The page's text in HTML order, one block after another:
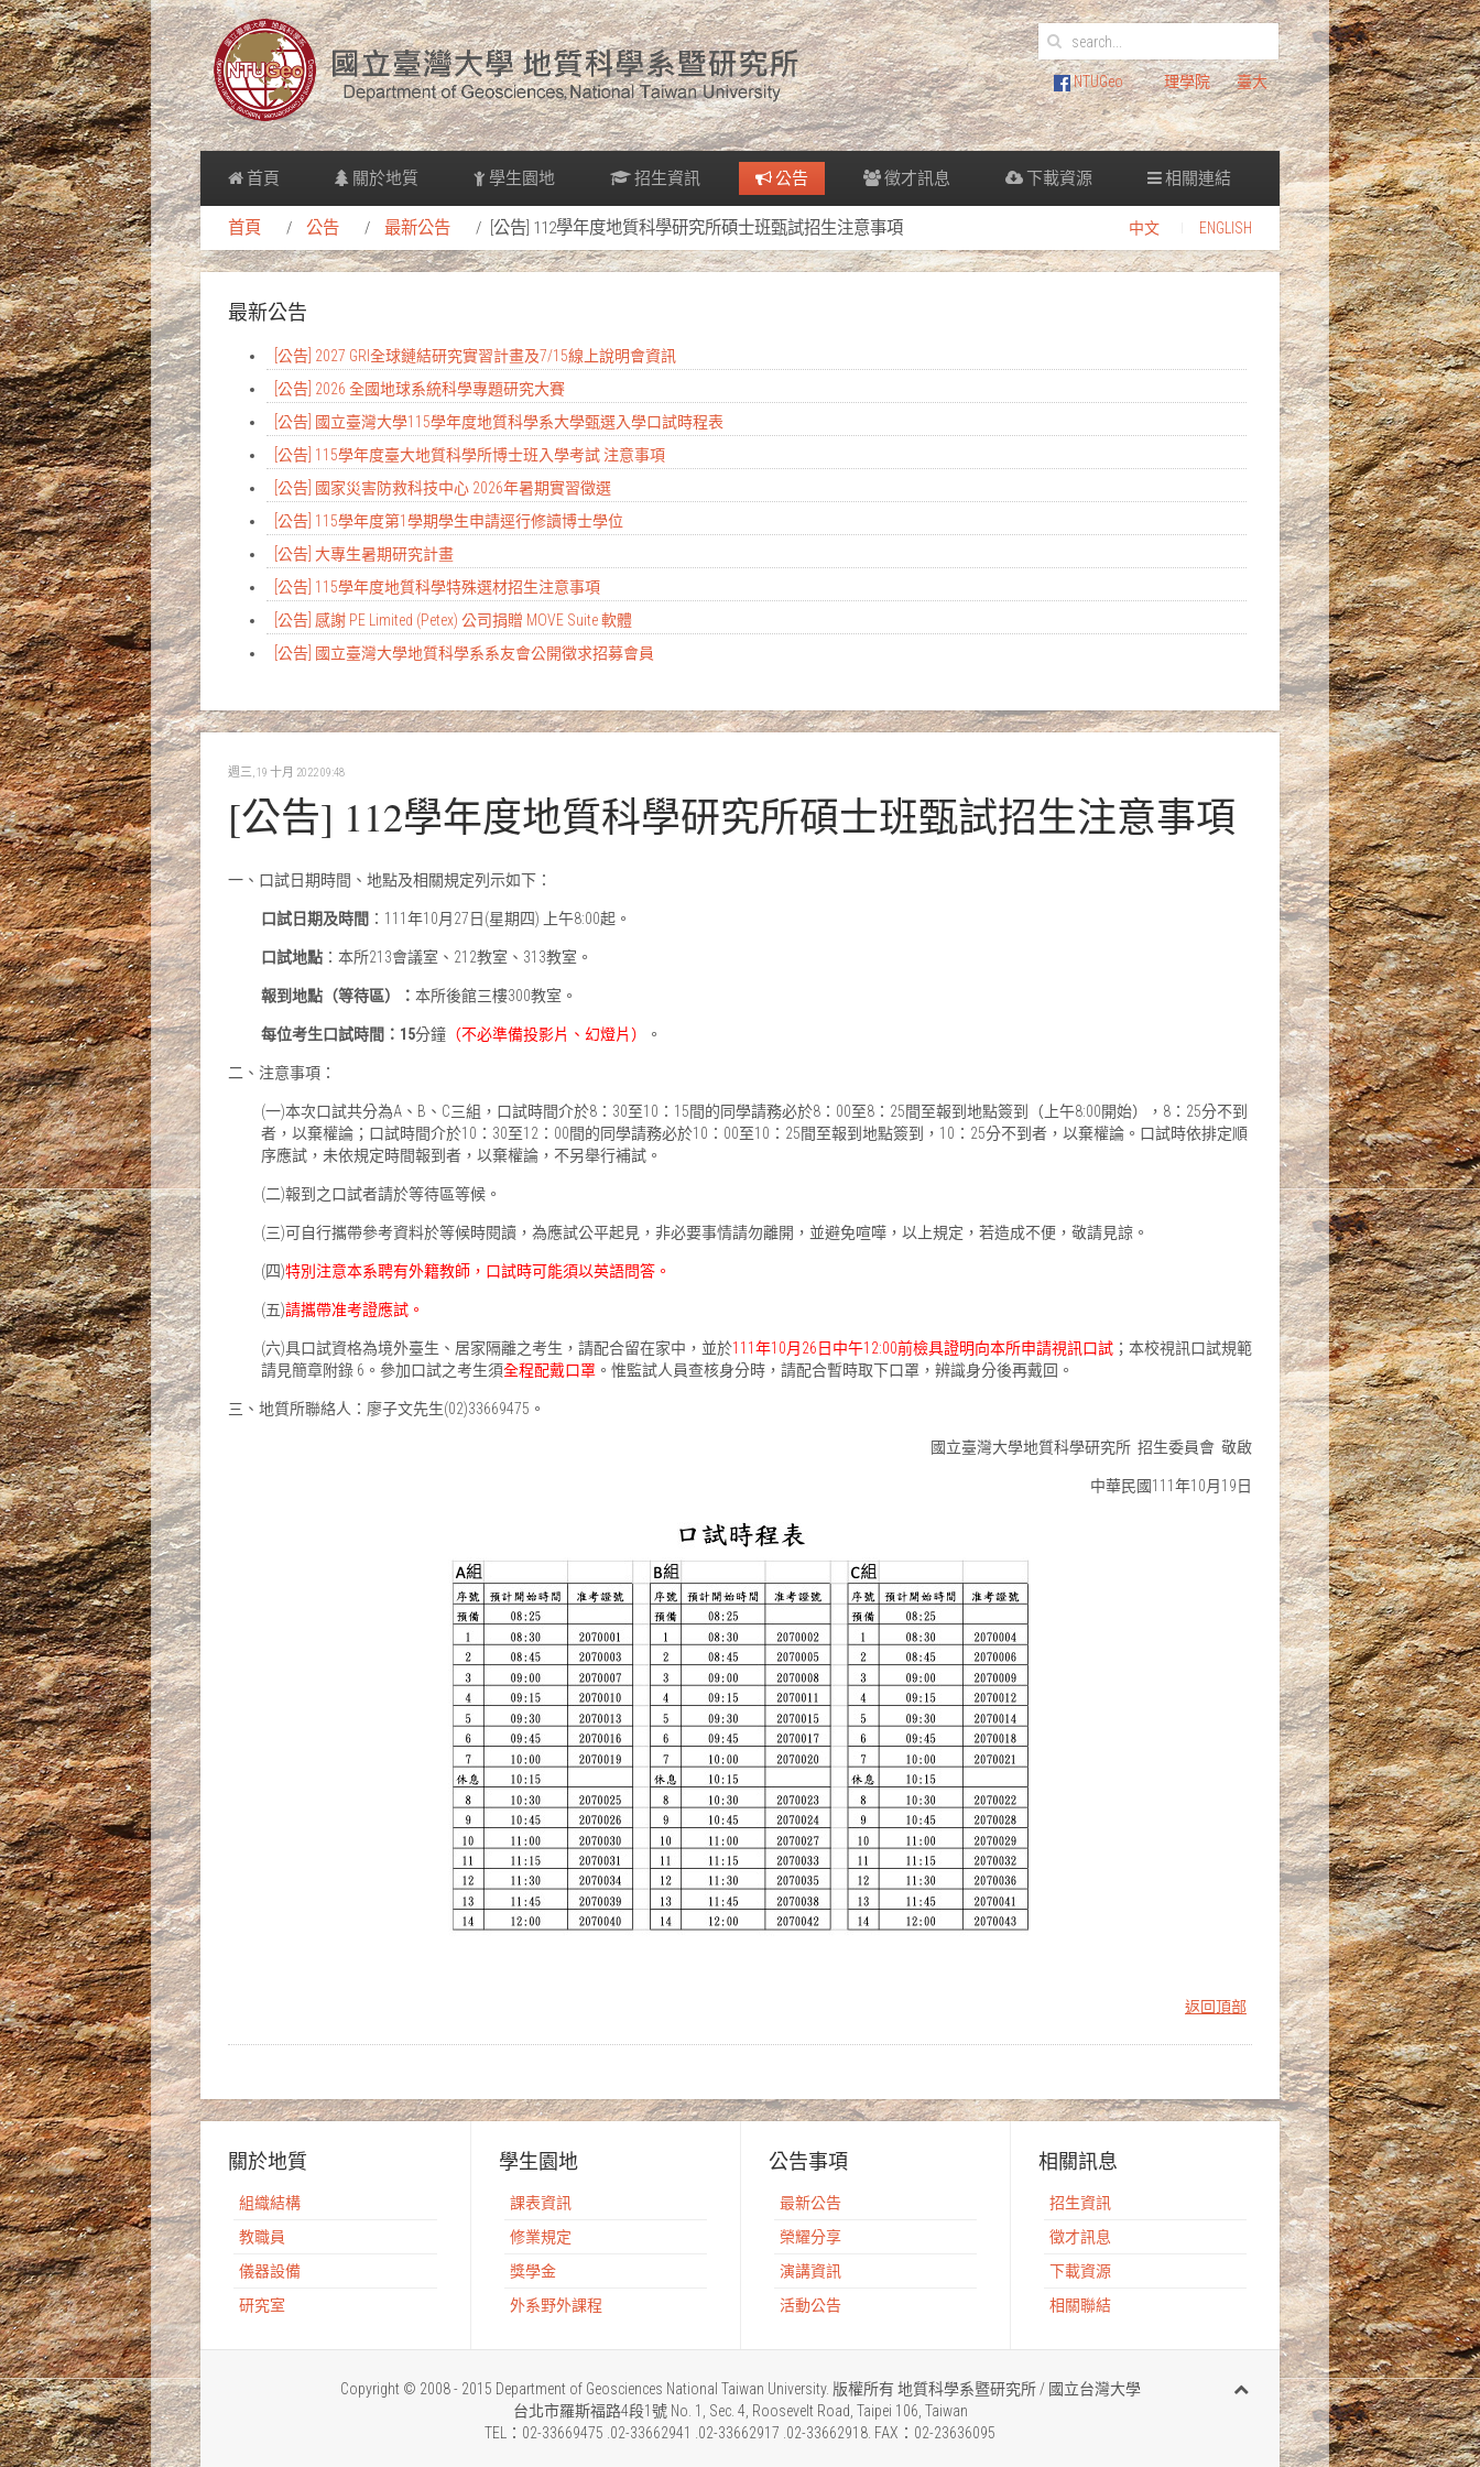
NTUGeo 理學院 臺大
首頁 關於地質 學生園地 招生資訊 公告 徵才訊息 下載資源 相關連結
首頁 公告 最新公告 [公告] 112學年度地質科學研究所碩士班甄試招生注意事項 中文 ENGLISH
最新公告
[公告] 2027 GRI全球鏈結研究實習計畫及7/15線上說明會資訊
[公告] 2026 全國地球系統科學專題研究大賽
[公告] 國立臺灣大學115學年度地質科學系大學甄選入學口試時程表
[公告] 115學年度臺大地質科學所博士班入學考試 注意事項
[公告] 國家災害防救科技中心 2026年暑期實習徵選
[公告] 115學年度第1學期學生申請逕行修讀博士學位
[公告] 大專生暑期研究計畫
[公告] 115學年度地質科學特殊選材招生注意事項
[公告] 感謝 PE Limited (Petex) 公司捐贈 MOVE Suite 軟體
[公告] 國立臺灣大學地質科學系系友會公開徵求招募會員
週三, 19 十月 2022 09:48
[公告] 112學年度地質科學研究所碩士班甄試招生注意事項
一、口試日期時間、地點及相關規定列示如下：
口試日期及時間 ：111年10月27日(星期四) 上午8:00起。
口試地點 ：本所213會議室、212教室、313教室。
報到地點（等待區）： 本所後館三樓300教室。
每位考生口試時間：15分鐘 （不必準備投影片、幻燈片） 。
二、注意事項：
(一)本次口試共分為A、B、C三組，口試時間介於8：30至10：15間的同學請務必於8：00至8：25間至報到地點簽到（上午8:00開始），8：25分不到
者，以棄權論；口試時間介於10：30至12：00間的同學請務必於10：00至10：25間至報到地點簽到，10：25分不到者，以棄權論。口試時依排定順
序應試，未依規定時間報到者，以棄權論，不另舉行補試。
(二)報到之口試者請於等待區等候。
(三)可自行攜帶參考資料於等候時閱讀，為應試公平起見，非必要事情請勿離開，並避免喧嘩，以上規定，若造成不便，敬請見諒。
(四)特別注意本系聘有外籍教師，口試時可能須以英語問答。
(五)請攜帶准考證應試。
(六)具口試資格為境外臺生、居家隔離之考生，請配合留在家中，並於111年10月26日中午12:00前檢具證明向本所申請視訊口試 ；本校視訊口試規範
請見簡章附錄 6。參加口試之考生須全程配戴口罩 。惟監試人員查核身分時，請配合暫時取下口罩，辨識身分後再戴回。
三、地質所聯絡人：廖子文先生(02)33669475。
國立臺灣大學地質科學研究所 招生委員會 敬啟
中華民國111年10月19日
返回頂部
關於地質
組織結構
教職員
儀器設備
研究室
學生園地
課表資訊
修業規定
獎學金
外系野外課程
公告事項
最新公告
榮耀分享
演講資訊
活動公告
相關訊息
招生資訊
徵才訊息
下載資源
相關聯結
Copyright © 2008 - 2015 Department of Geosciences National Taiwan University. 版權所有 地質科學系暨研究所 / 國立台灣大學
台北市羅斯福路4段1號 No. 1, Sec. 4, Roosevelt Road, Taipei 106, Taiwan
TEL：02-33669475 .02-33662941 .02-33662917 .02-33662918. FAX：02-23636095